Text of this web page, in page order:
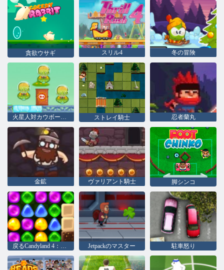
貪欲ウサギ スリル4 冬の冒険
火星人対カウボーイズ ストレイ騎士 忍者蘭丸
金鉱 ヴァリアント騎士 脚シンコ
Jetpackのマスター 駐車怒り